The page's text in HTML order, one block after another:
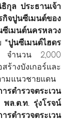
กุล ประธานเจ้า
นซีเมนต์ของ
เมนต์นครหลวง
“ปูนซีเมนต์ไฮดร
จำนวน 2,000
ร้างบังเกอร์และ
มแนวชายแดน
รตำรวจตระเวน
พล.ต.ท. รุ่งโรจน์
ตำรวจตระเวน